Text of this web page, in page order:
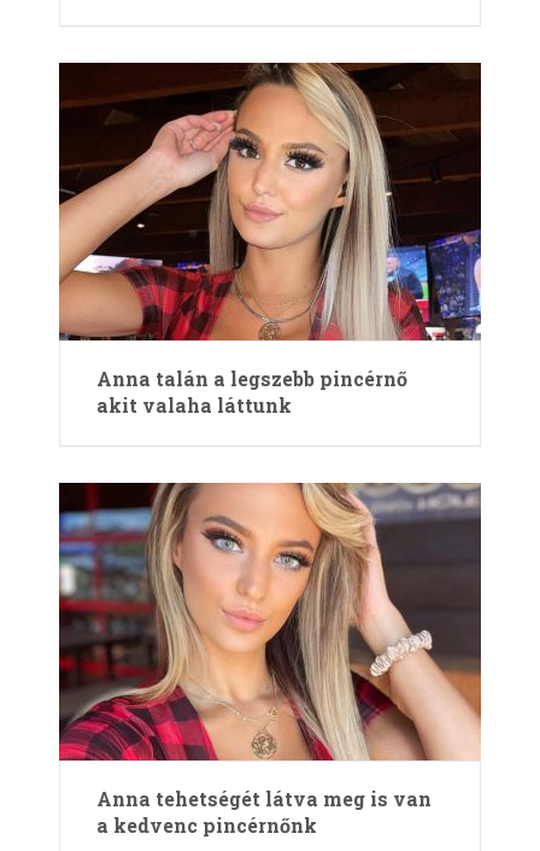
Anna talán a legszebb pincérnő
akit valaha láttunk
Anna tehetségét látva meg is van
a kedvenc pincérnőnk